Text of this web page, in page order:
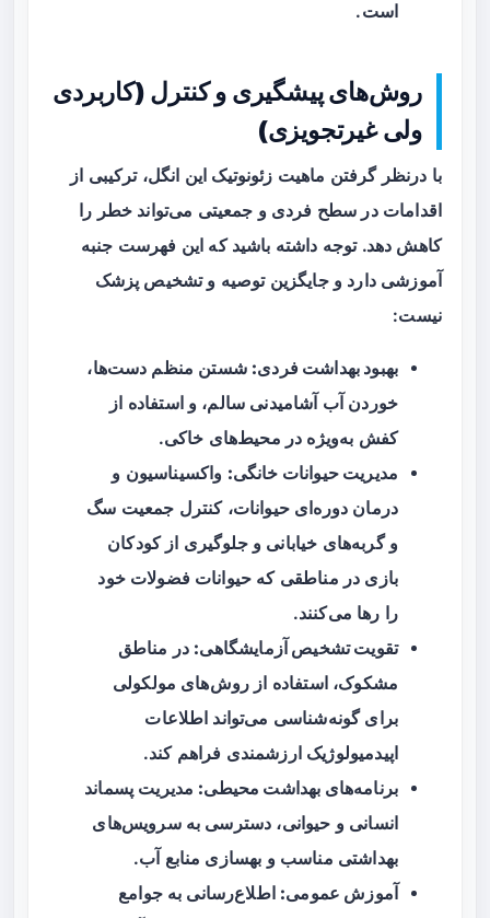
است.
روش‌های پیشگیری و کنترل (کاربردی
ولی غیرتجویزی)
با درنظر گرفتن ماهیت زئونوتیک این انگل، ترکیبی از
اقدامات در سطح فردی و جمعیتی می‌تواند خطر را
کاهش دهد. توجه داشته باشید که این فهرست جنبه
آموزشی دارد و جایگزین توصیه و تشخیص پزشک
نیست:
بهبود بهداشت فردی: شستن منظم دست‌ها،
خوردن آب آشامیدنی سالم، و استفاده از
کفش به‌ویژه در محیط‌های خاکی.
مدیریت حیوانات خانگی: واکسیناسیون و
درمان دوره‌ای حیوانات، کنترل جمعیت سگ
و گربه‌های خیابانی و جلوگیری از کودکان
بازی در مناطقی که حیوانات فضولات خود
را رها می‌کنند.
تقویت تشخیص آزمایشگاهی: در مناطق
مشکوک، استفاده از روش‌های مولکولی
برای گونه‌شناسی می‌تواند اطلاعات
اپیدمیولوژیک ارزشمندی فراهم کند.
برنامه‌های بهداشت محیطی: مدیریت پسماند
انسانی و حیوانی، دسترسی به سرویس‌های
بهداشتی مناسب و بهسازی منابع آب.
آموزش عمومی: اطلاع‌رسانی به جوامع